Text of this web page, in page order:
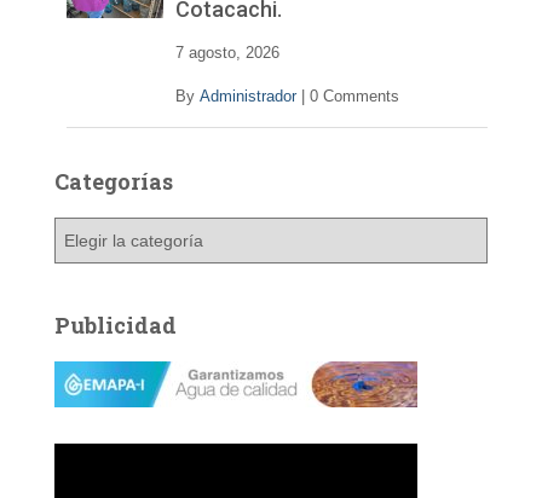
Cotacachi.
7 agosto, 2026
By Administrador 0 Comments
Categorías
g
o
a
Publicidad